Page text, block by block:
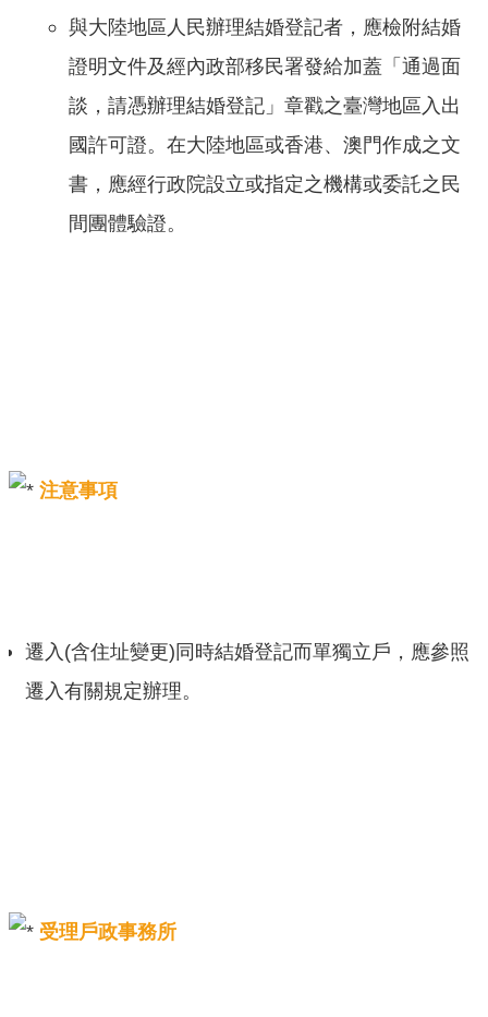
與大陸地區人民辦理結婚登記者，應檢附結婚
證明文件及經內政部移民署發給加蓋「通過面
談，請憑辦理結婚登記」章戳之臺灣地區入出
國許可證。在大陸地區或香港、澳門作成之文
書，應經行政院設立或指定之機構或委託之民
間團體驗證。
注意事項
遷入(含住址變更)同時結婚登記而單獨立戶，應參照
遷入有關規定辦理。
受理戶政事務所